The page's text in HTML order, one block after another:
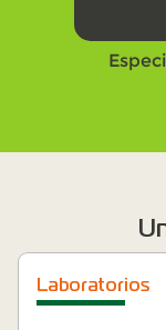
Laboratorios